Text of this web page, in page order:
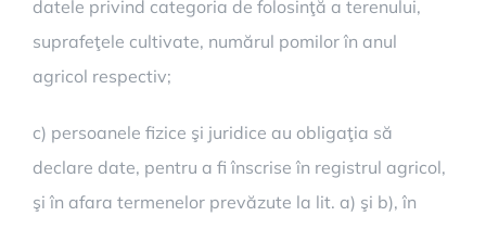
datele privind categoria de folosinţă a terenului,
suprafeţele cultivate, numărul pomilor în anul
agricol respectiv;
c) persoanele fizice şi juridice au obligaţia să
declare date, pentru a fi înscrise în registrul agricol,
şi în afara termenelor prevăzute la lit. a) şi b), în